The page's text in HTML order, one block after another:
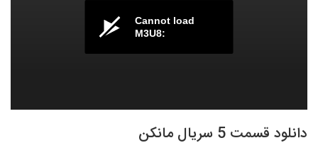
Cannot load
M3U8:
دانلود قسمت 5 سریال مانکن